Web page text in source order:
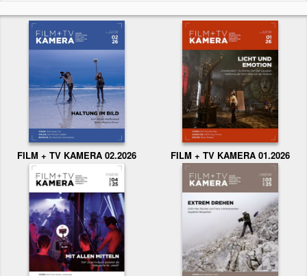
FILM + TV KAMERA 02.2026 FILM + TV KAMERA 01.2026